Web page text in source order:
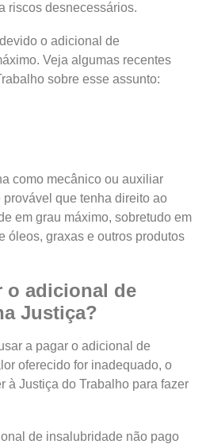
riscos desnecessários.
o adicional de
Veja algumas recentes
sobre esse assunto:
como mecânico ou auxiliar
que tenha direito ao
em grau máximo, sobretudo em
óleos, graxas e outros produtos
o adicional de
Justiça?
a pagar o adicional de
oferecido for inadequado, o
à Justiça do Trabalho para fazer
de insalubridade não pago